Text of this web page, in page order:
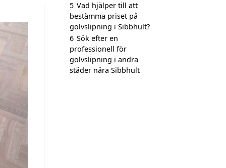
5 Vad hjälper till att
bestämma priset på
golvslipning i Sibbhult?
6 Sök efter en
professionell för
golvslipning i andra
städer nära Sibbhult